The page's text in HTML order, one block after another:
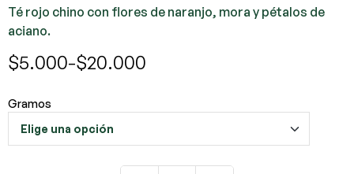
Té rojo chino con flores de naranjo, mora y pétalos de
aciano.
$5.000-$20.000
Gramos